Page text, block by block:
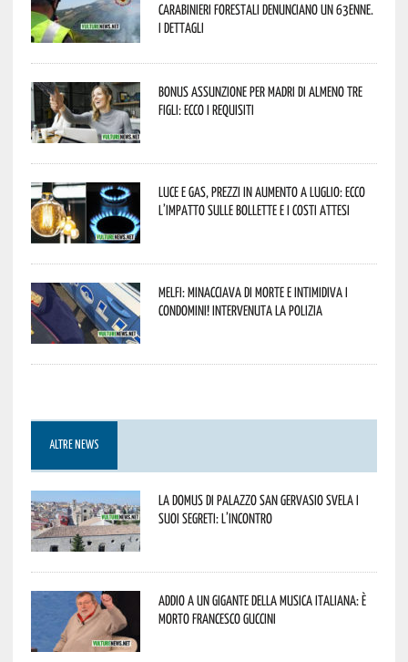
Carabinieri forestali denunciano un 63enne.
I dettagli
Bonus assunzione per madri di almeno tre
figli: ecco i requisiti
Luce e gas, prezzi in aumento a luglio: ecco
l’impatto sulle bollette e i costi attesi
Melfi: minacciava di morte e intimidiva i
condomini! Intervenuta la Polizia
ALTRE NEWS
La Domus di Palazzo San Gervasio svela i
suoi segreti: l’incontro
Addio a un gigante della musica italiana: è
morto Francesco Guccini